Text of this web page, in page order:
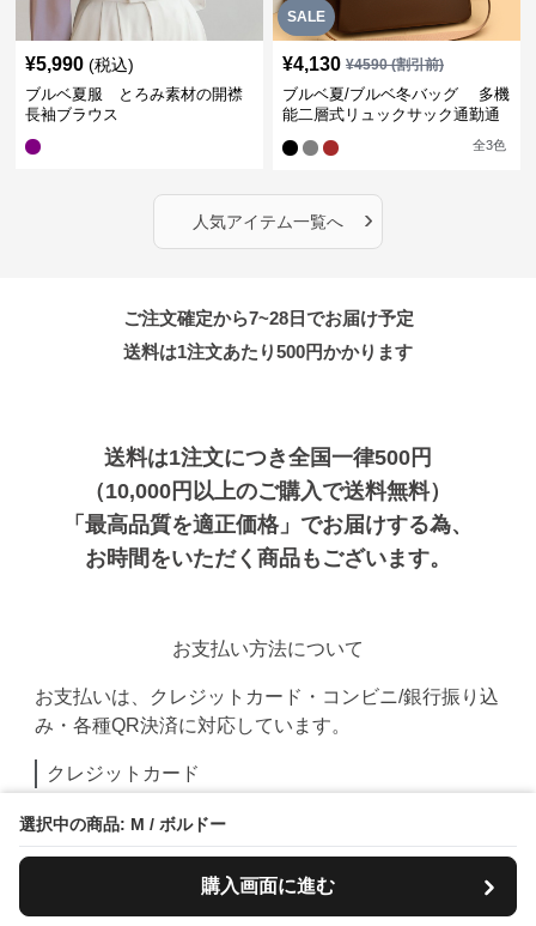
選択中の商品: M / ボルドー
購入画面に進む
¥5,990 (税込)
ブルベ夏服 とろみ素材の開襟
長袖ブラウス
SALE
¥4,130 ¥4590(割引前)
ブルベ夏/ブルベ冬バッグ 多機
能二層式リュックサック通勤通
全3色
人気アイテム一覧へ ›
ご注文確定から7~28日でお届け予定
送料は1注文あたり500円かかります
送料は1注文につき全国一律500円
（10,000円以上のご購入で送料無料）
「最高品質を適正価格」でお届けする為、
お時間をいただく商品もございます。
お支払い方法について
お支払いは、クレジットカード・コンビニ/銀行振り込
み・各種QR決済に対応しています。
クレジットカード